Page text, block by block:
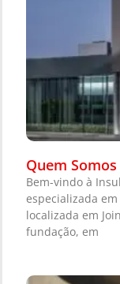
Quem Somos
Bem-vindo à
especializada
localizada em
fundação, em